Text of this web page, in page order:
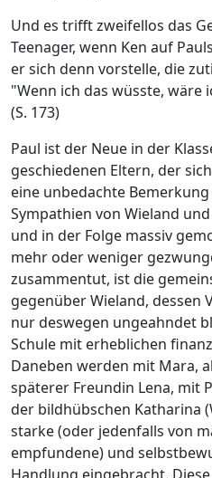
Und es trifft zweifellos das
Teenager, wenn Ken auf
er sich denn vorstelle, die
"Wenn ich das wüsste, wäre
(S. 173)
Paul ist der Neue in der
geschiedenen Eltern, der
eine unbedachte
Sympathien von Wieland
und in der Folge massiv
mehr oder weniger
zusammentut, ist die
gegenüber Wieland, dessen
nur deswegen ungeahndet
Schule mit erheblichen
Daneben werden mit Mara,
späterer Freundin Lena, mit
der bildhübschen Katharina
starke (oder jedenfalls von
empfundene) und